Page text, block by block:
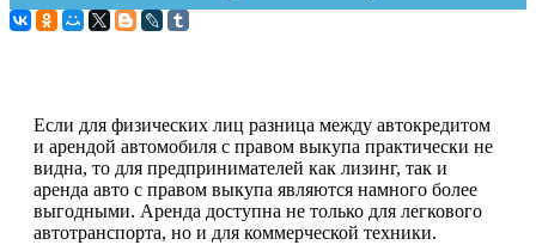
Если для физических лиц разница между автокредитом
и арендой автомобиля с правом выкупа практически не
видна, то для предпринимателей как лизинг, так и
аренда авто с правом выкупа являются намного более
выгодными. Аренда доступна не только для легкового
автотранспорта, но и для коммерческой техники.